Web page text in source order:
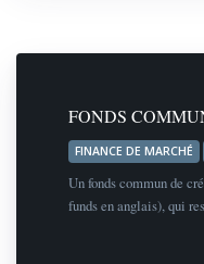
FONDS
FINANCE DE MARCHÉ
Un fonds commun de
funds en anglais), qui